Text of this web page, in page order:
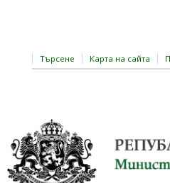
Търсене Карта на сайта